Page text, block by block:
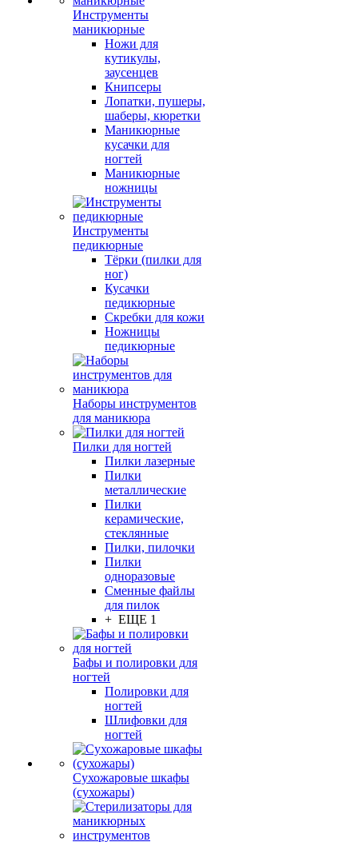
Инструменты
маникюрные
Ножи для
кутикулы,
заусенцев
Книпсеры
Лопатки, пушеры,
шаберы, кюретки
Маникюрные
кусачки для
ногтей
Маникюрные
ножницы
Инструменты
педикюрные
Тёрки (пилки для
ног)
Кусачки
педикюрные
Скребки для кожи
Ножницы
педикюрные
Наборы инструментов
для маникюра
Пилки для ногтей
Пилки лазерные
Пилки
металлические
Пилки
керамические,
стеклянные
Пилки, пилочки
Пилки
одноразовые
Сменные файлы
для пилок
+ ЕЩЕ 1
Бафы и полировки для
ногтей
Полировки для
ногтей
Шлифовки для
ногтей
Сухожаровые шкафы
(сухожары)